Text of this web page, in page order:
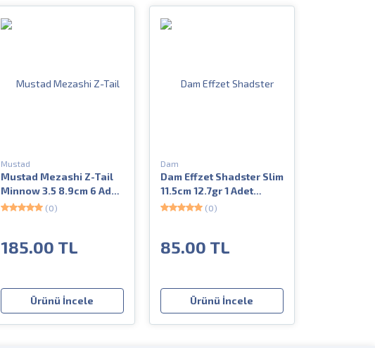
Mustad
Mustad Mezashi Z-Tail
Minnow 3.5 8.9cm 6 Adet
Sahte Silikon Yem
(0)
185.00 TL
Ürünü İncele
Dam
Dam Effzet Shadster Slim
11.5cm 12.7gr 1 Adet
Silikon Yem
(0)
85.00 TL
Ürünü İncele